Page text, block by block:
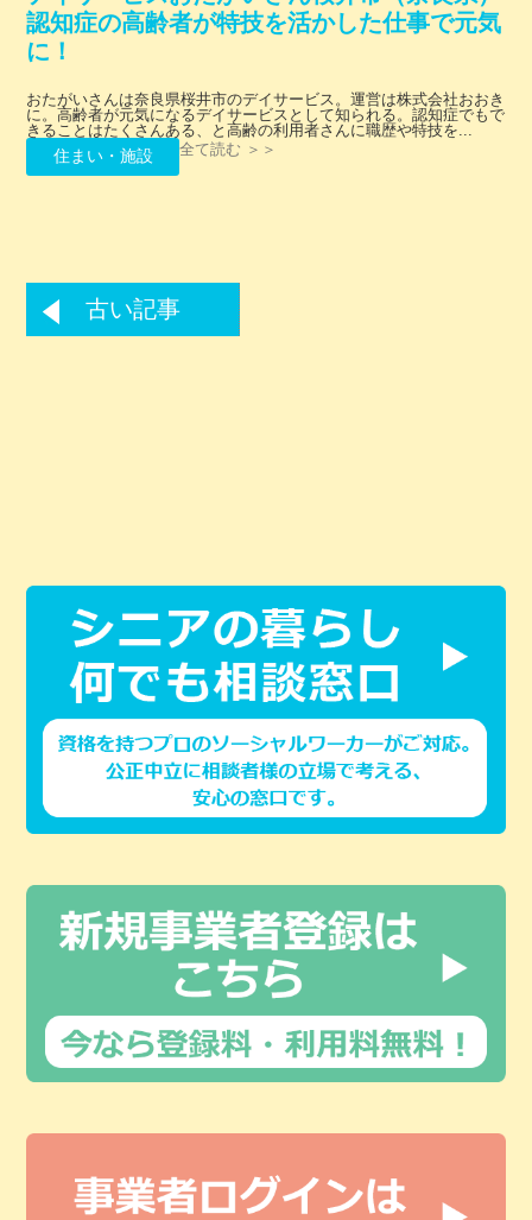
認知症の高齢者が特技を活かした仕事で元気
に！
おたがいさんは奈良県桜井市のデイサービス。運営は株式会社おおき
に。高齢者が元気になるデイサービスとして知られる。認知症でもで
きることはたくさんある、と高齢の利用者さんに職歴や特技を...
住まい・施設 全て読む ＞＞
古い記事